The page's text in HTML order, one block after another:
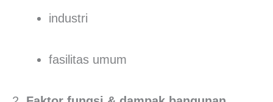
industri
fasilitas umum